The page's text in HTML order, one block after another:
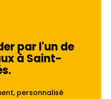
par l'un de
à Saint-
.
personnalisé